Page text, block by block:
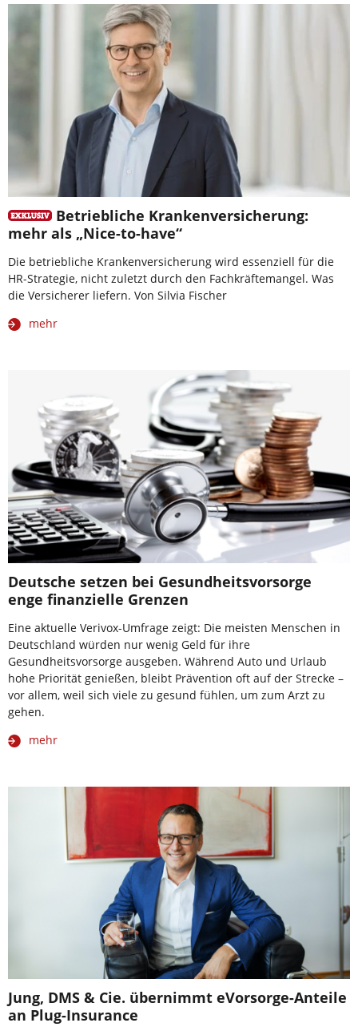
Betriebliche Krankenversicherung:
mehr als „Nice-to-have“
Die betriebliche Krankenversicherung wird essenziell für die
HR-Strategie, nicht zuletzt durch den Fachkräftemangel. Was
die Versicherer liefern. Von Silvia Fischer
mehr
Deutsche setzen bei Gesundheitsvorsorge
enge finanzielle Grenzen
Eine aktuelle Verivox-Umfrage zeigt: Die meisten Menschen in
Deutschland würden nur wenig Geld für ihre
Gesundheitsvorsorge ausgeben. Während Auto und Urlaub
hohe Priorität genießen, bleibt Prävention oft auf der Strecke –
vor allem, weil sich viele zu gesund fühlen, um zum Arzt zu
gehen.
mehr
Jung, DMS & Cie. übernimmt eVorsorge-Anteile
an Plug-Insurance